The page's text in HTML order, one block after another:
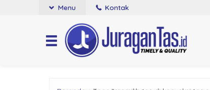
Menu Kontak